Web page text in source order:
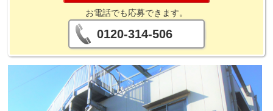
お電話でも応募できます。
0120-314-506